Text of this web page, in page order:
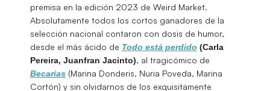
premisa en la edición 2023 de Weird Market.
Absolutamente todos los cortos ganadores de la
selección nacional contaron con dosis de humor,
desde el más ácido de Todo está perdido (Carla
Pereira, Juanfran Jacinto), al tragicómico de
Becarias (Marina Donderis, Nuria Poveda, Marina
Cortón) y sin olvidarnos de los exquisitamente